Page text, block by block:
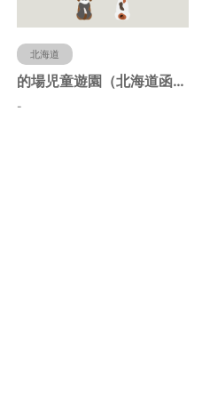
北海道
的場児童遊園（北海道函館市）
-